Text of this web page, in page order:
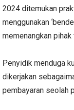
2024 ditemukan
menggunakan
memenangkan
Penyidik menduga
dikerjakan
pembayaran seolah